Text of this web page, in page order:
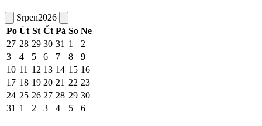
Srpen2026
Po Út St Čt Pá So Ne
27 28 29 30 31 1
2
3
4 5 6 7 8
9
10 11 12 13 14 15 16
17 18 19 20 21 22 23
24 25 26 27 28 29 30
31 1 2 3 4 5 6